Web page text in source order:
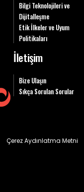
Bilgi Teknolojileri ve
Dijitalleşme
Etik İlkeler ve Uyum
Politikaları
İletişim
Bize Ulaşın
Sıkça Sorulan Sorular
Çerez Aydınlatma Metni